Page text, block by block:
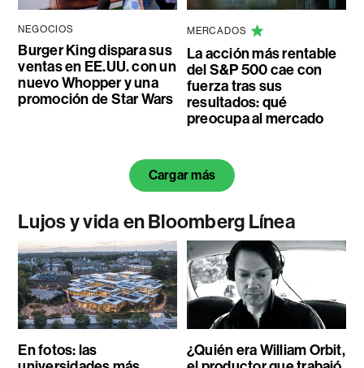
NEGOCIOS
Burger King dispara sus
ventas en EE.UU. con un
nuevo Whopper y una
promoción de Star Wars
MERCADOS
La acción más rentable
del S&P 500 cae con
fuerza tras sus
resultados: qué
preocupa al mercado
Cargar más
Lujos y vida en Bloomberg Línea
En fotos: las
¿Quién era William Orbit,